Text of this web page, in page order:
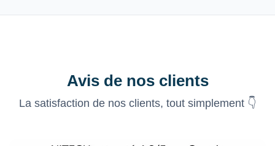
Avis de nos clients
La satisfaction de nos clients, tout simplement 👇